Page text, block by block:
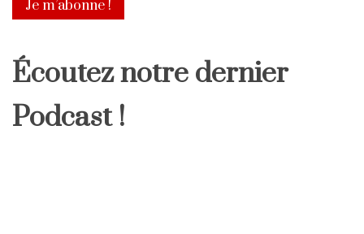
Écoutez notre dernier
Podcast !